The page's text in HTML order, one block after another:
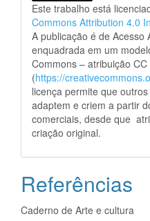
Este trabalho está
Commons Attribution 4.0
A publicação é de Acesso
enquadrada em um
Commons – atribuição CC
(https://
licença permite que
adaptem e criem a partir
comerciais, desde que
criação original.
Referências
Caderno de Arte e cultura